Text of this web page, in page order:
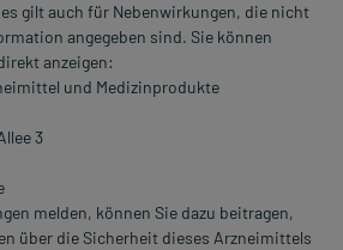
gilt auch für Nebenwirkungen, die nicht
angegeben sind. Sie können
anzeigen:
und Medizinprodukte
3
melden, können Sie dazu beitragen,
über die Sicherheit dieses Arzneimittels